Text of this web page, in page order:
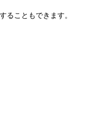
ることもできます。